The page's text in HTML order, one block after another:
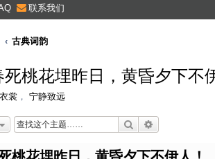
联系我们
古典词韵
死桃花埋昨日，黄昏夕下不
裳 ， 宁静致远
搜索
桃花埋昨日，黄昏夕下不伊人！